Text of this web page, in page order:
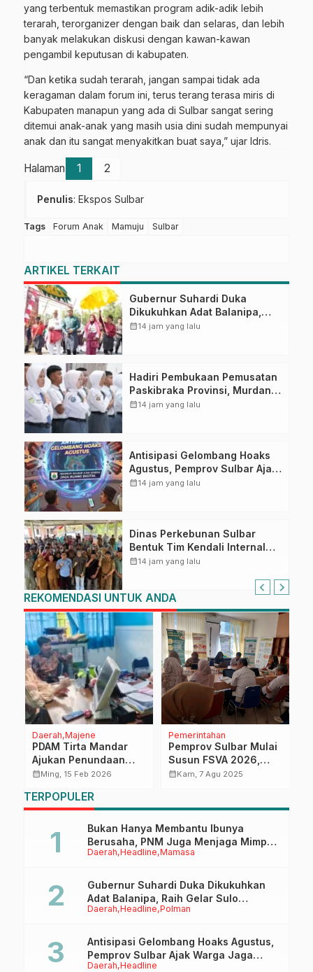
yang terbentuk memastikan program adik-adik lebih
terarah, terorganizer dengan baik dan selaras, dan lebih
banyak melakukan diskusi dengan kawan-kawan
pengambil keputusan di kabupaten.
“Dan ketika sudah terarah, jangan sampai tidak ada
keragaman dalam forum ini, terus terang terasa miris di
Kabupaten manapun yang ada di Sulbar sangat sering
ditemui anak-anak yang masih usia dini sudah mempunyai
anak dan itu sangat menyakitkan buat saya,” ujar Idris.
Halaman 1 2
Penulis: Ekspos Sulbar
Tags Forum Anak Mamuju Sulbar
ARTIKEL TERKAIT
Gubernur Suhardi Duka
Dikukuhkan Adat Balanipa,
Raih Gelar Sulo Tappidena
calendar_month14 jam yang lalu
Hadiri Pembukaan Pemusatan
Paskibraka Provinsi, Murdanil:
Ini Membentuk Karakter
calendar_month14 jam yang lalu
Antisipasi Gelombang Hoaks
Agustus, Pemprov Sulbar Ajak
Warga Jaga Ruang Digital
calendar_month14 jam yang lalu
Dinas Perkebunan Sulbar
Bentuk Tim Kendali Internal
ICS untuk Dukung Sertifikasi
calendar_month14 jam yang lalu
REKOMENDASI UNTUK ANDA
Daerah Majene
PDAM Tirta Mandar
Ajukan Penundaan
PAP, UPTD Pelayanan
Bergerak Cepat Jaga
Stabilitas PAD
calendar_monthMing, 15 Feb 2026
Pemerintahan
Pemprov Sulbar Mulai
Susun FSVA 2026,
Fokus Ketahanan dan
calendar_monthKam, 7 Agu 2025
TERPOPULER
Daerah Headline Mamasa
Bukan Hanya Membantu Ibunya
Berusaha, PNM Juga Menjaga Mimpi
Anaknya Untuk Menggapai Cita-Cita
Daerah Headline Polman
Gubernur Suhardi Duka Dikukuhkan
Adat Balanipa, Raih Gelar Sulo
Tappidena
Daerah Headline
Antisipasi Gelombang Hoaks Agustus,
Pemprov Sulbar Ajak Warga Jaga
Ruang Digital